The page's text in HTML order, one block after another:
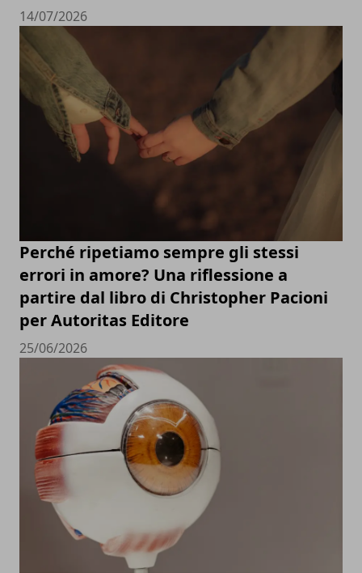
14/07/2026
Perché ripetiamo sempre gli stessi
errori in amore? Una riflessione a
partire dal libro di Christopher Pacioni
per Autoritas Editore
25/06/2026